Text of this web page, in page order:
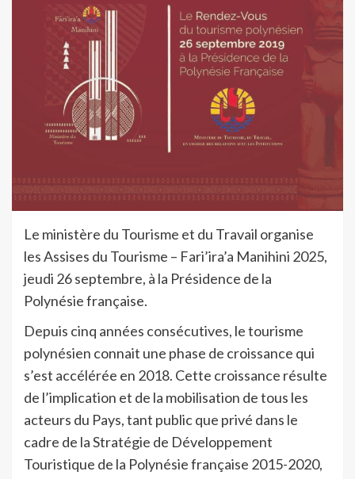
Le ministère du Tourisme et du Travail organise
les Assises du Tourisme – Fari’ira’a Manihini 2025,
jeudi 26 septembre, à la Présidence de la
Polynésie française.
Depuis cinq années consécutives, le tourisme
polynésien connait une phase de croissance qui
s’est accélérée en 2018. Cette croissance résulte
de l’implication et de la mobilisation de tous les
acteurs du Pays, tant public que privé dans le
cadre de la Stratégie de Développement
Touristique de la Polynésie française 2015-2020,